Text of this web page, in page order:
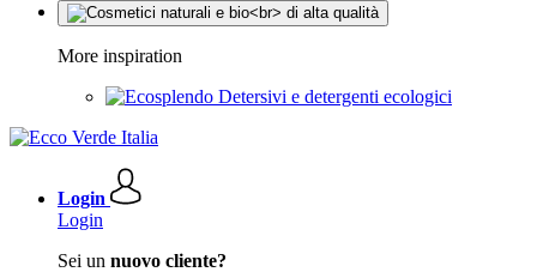
More inspiration
Detersivi e detergenti ecologici
Login
Login
Sei un nuovo cliente?